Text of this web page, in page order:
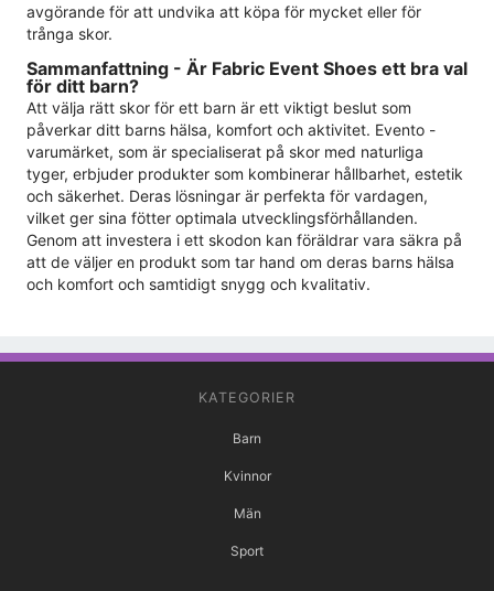
avgörande för att undvika att köpa för mycket eller för
trånga skor.
Sammanfattning - Är Fabric Event Shoes ett bra val
för ditt barn?
Att välja rätt skor för ett barn är ett viktigt beslut som
påverkar ditt barns hälsa, komfort och aktivitet. Evento -
varumärket, som är specialiserat på skor med naturliga
tyger, erbjuder produkter som kombinerar hållbarhet, estetik
och säkerhet. Deras lösningar är perfekta för vardagen,
vilket ger sina fötter optimala utvecklingsförhållanden.
Genom att investera i ett skodon kan föräldrar vara säkra på
att de väljer en produkt som tar hand om deras barns hälsa
och komfort och samtidigt snygg och kvalitativ.
KATEGORIER
Barn
Kvinnor
Män
Sport